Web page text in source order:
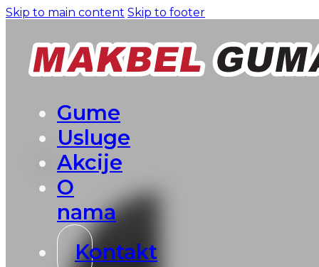
Skip to main content Skip to footer
Gume
Usluge
Akcije
O
nama
Kontakt